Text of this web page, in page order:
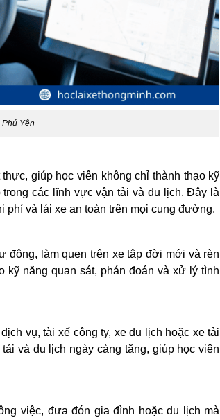
Yên
giúp học viên không chỉ thành thạo kỹ
các lĩnh vực vận tải và du lịch. Đây là
phí và lái xe an toàn trên mọi cung đường.
động, làm quen trên xe tập đời mới và rèn
kỹ năng quan sát, phán đoán và xử lý tình
vụ, tài xế công ty, xe du lịch hoặc xe tải
và du lịch ngày càng tăng, giúp học viên
việc, đưa đón gia đình hoặc du lịch mà